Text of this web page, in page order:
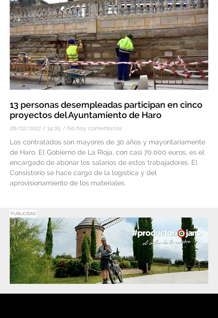
13 personas desempleadas participan en cinco
proyectos del Ayuntamiento de Haro
28/02/2017 14:05 No hay comentarios
Los contratados son mayores de 30 años y mayoritariamente
de Haro. El Gobierno de La Rioja, con casi 70.000 euros, es el
encargado de abonar los salarios de estos trabajadores. El
Consistorio se hace cargo de la logística y del
aprovisionamiento de los materiales.
PUBLICIDAD